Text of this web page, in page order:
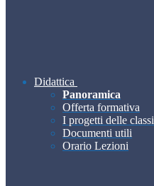
Didattica
Panoramica
Offerta formativa
I progetti delle classi
Documenti utili
Orario Lezioni